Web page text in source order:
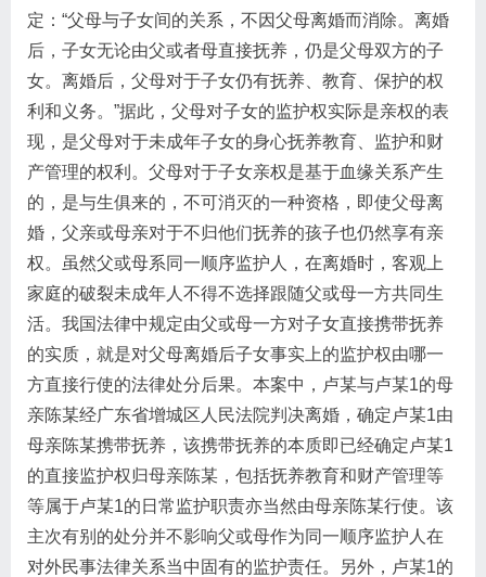
定：“父母与子女间的关系，不因父母离婚而消除。离婚
后，子女无论由父或者母直接抚养，仍是父母双方的子
女。离婚后，父母对于子女仍有抚养、教育、保护的权
利和义务。”据此，父母对子女的监护权实际是亲权的表
现，是父母对于未成年子女的身心抚养教育、监护和财
产管理的权利。父母对于子女亲权是基于血缘关系产生
的，是与生俱来的，不可消灭的一种资格，即使父母离
婚，父亲或母亲对于不归他们抚养的孩子也仍然享有亲
权。虽然父或母系同一顺序监护人，在离婚时，客观上
家庭的破裂未成年人不得不选择跟随父或母一方共同生
活。我国法律中规定由父或母一方对子女直接携带抚养
的实质，就是对父母离婚后子女事实上的监护权由哪一
方直接行使的法律处分后果。本案中，卢某与卢某1的母
亲陈某经广东省增城区人民法院判决离婚，确定卢某1由
母亲陈某携带抚养，该携带抚养的本质即已经确定卢某1
的直接监护权归母亲陈某，包括抚养教育和财产管理等
等属于卢某1的日常监护职责亦当然由母亲陈某行使。该
主次有别的处分并不影响父或母作为同一顺序监护人在
对外民事法律关系当中固有的监护责任。另外，卢某1的